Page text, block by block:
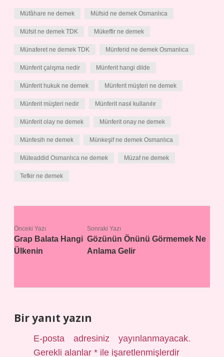
Müfâhare ne demek Müfsid ne demek Osmanlıca
Müfsit ne demek TDK Mükeffir ne demek
Münaferet ne demek TDK Münferid ne demek Osmanlıca
Münferit çalışma nedir Münferit hangi dilde
Münferit hukuk ne demek Münferit müşteri ne demek
Münferit müşteri nedir Münferit nasıl kullanılır
Münferit olay ne demek Münferit onay ne demek
Münfesih ne demek Münkeşif ne demek Osmanlıca
Müteaddid Osmanlıca ne demek Müzaf ne demek
Tefkir ne demek
Önceki Yazı
Grap Balata Hangi
Ülkenin
Sonraki Yazı
Gözünün Önünü Görmemek Ne
Anlama Gelir
Bir yanıt yazın
E-posta adresiniz yayınlanmayacak.
Gerekli alanlar* ile işaretlenmişlerdir